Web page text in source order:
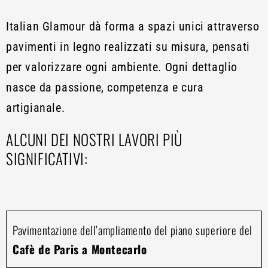
Italian Glamour dà forma a spazi unici attraverso
pavimenti in legno realizzati su misura, pensati
per valorizzare ogni ambiente. Ogni dettaglio
nasce da passione, competenza e cura
artigianale.
ALCUNI DEI NOSTRI LAVORI PIÙ
SIGNIFICATIVI:
Pavimentazione dell’ampliamento del piano superiore del
Cafè de Paris a Montecarlo